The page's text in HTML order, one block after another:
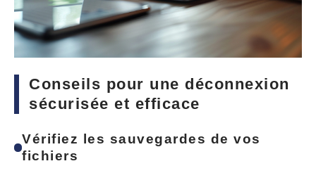
Conseils pour une déconnexion
sécurisée et efficace
Vérifiez les sauvegardes de vos
fichiers